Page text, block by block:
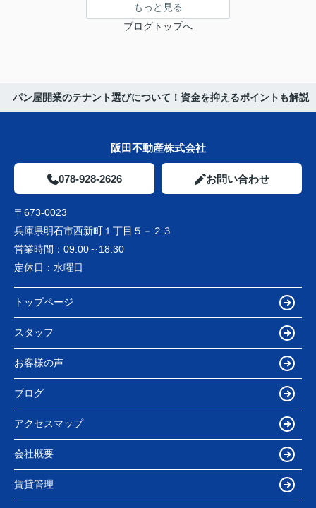
もっと見る
ブログトップへ
パン屋開業のテナント選びについて！資金を抑えるポイントも解説
阪田不動産株式会社
078-928-2626 お問い合わせ
〒673-0023
兵庫県明石市西新町１丁目５－２３
営業時間： 09:00～18:30
定休日： 水曜日
トップページ
スタッフ
お客様の声
ブログ
アクセスマップ
会社概要
賃貸管理